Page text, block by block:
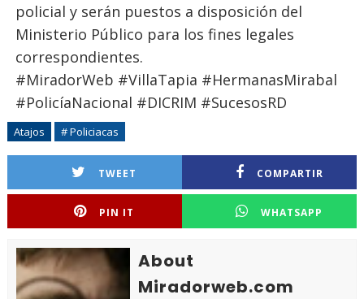
policial y serán puestos a disposición del
Ministerio Público para los fines legales
correspondientes.
#MiradorWeb #VillaTapia #HermanasMirabal
#PolicíaNacional #DICRIM #SucesosRD
Atajos # Policiacas
TWEET COMPARTIR
PIN IT WHATSAPP
About
Miradorweb.com